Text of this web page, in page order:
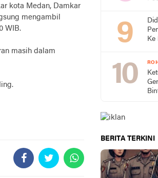
kota Medan, Damkar
mengambil
WIB.
masih dalam
Ke
BERITA TERKINI